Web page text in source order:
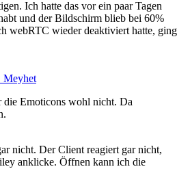
Ich hatte das vor ein paar Tagen
und der Bildschirm blieb bei 60%
webRTC wieder deaktiviert hatte, ging
Meyhet
die Emoticons wohl nicht. Da
nicht. Der Client reagiert gar nicht,
anklicke. Öffnen kann ich die